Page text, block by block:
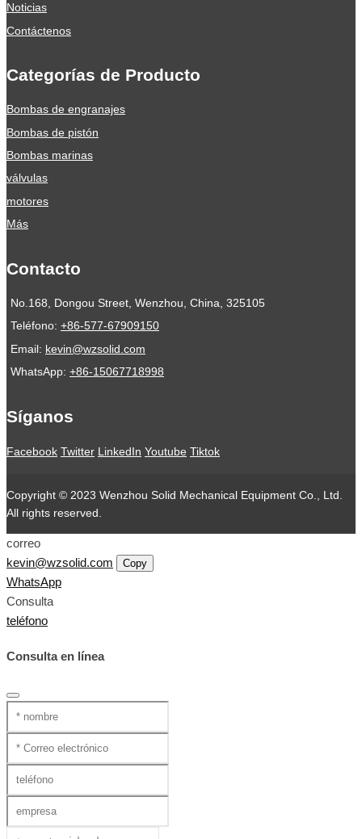
Noticias
Contáctenos
Categorías de Producto
Bombas de engranajes
Bombas de pistón
Bombas marinas
válvulas
motores
Más
Contacto
No.168, Dongou Street, Wenzhou, China, 325105
Teléfono: +86-577-67909150
Email: kevin@wzsolid.com
WhatsApp: +86-15067718998
Síganos
Facebook Twitter LinkedIn Youtube Tiktok
Copyright © 2023 Wenzhou Solid Mechanical Equipment Co., Ltd.
All rights reserved.
correo
kevin@wzsolid.com
Copy
WhatsApp
Consulta
teléfono
Consulta en línea